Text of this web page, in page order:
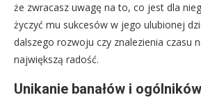
że zwracasz uwagę na to, co jest dla
życzyć mu sukcesów w jego ulubionej
dalszego rozwoju czy znalezienia czasu
największą radość.
Unikanie banałów i ogólników